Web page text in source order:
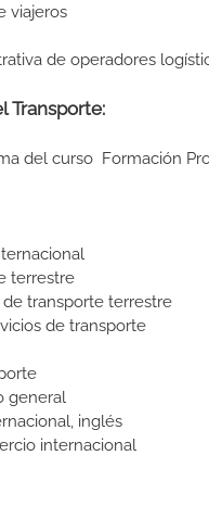
viajeros
de operadores
Transporte:
del curso Formación
terrestre
transporte terrestre
de transporte
general
inglés
internacional